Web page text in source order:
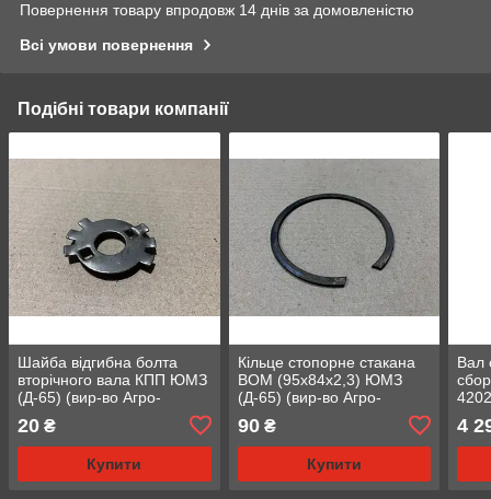
Повернення товару впродовж 14 днів за домовленістю
Всі умови повернення
Подібні товари компанії
Шайба відгибна болта
вторічного вала КПП ЮМЗ
(Д-65) (вир-во Агро-
20 ₴
Купити
Кільце стопорне стакана
ВОМ (95х84х2,3) ЮМЗ
(Д-65) (вир-во Агро-
90₴
Купити
Вал
во
4